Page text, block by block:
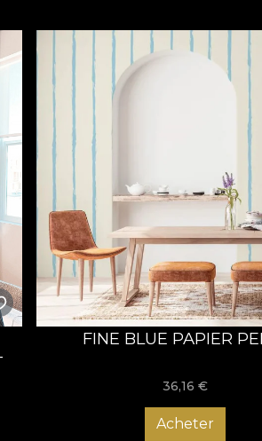
cu un design modern
pe tapetul
pereții în opere de artă.
pentru a crea un vibe cu
vei dori să îți petreci tot timpul. De
din această încăpere. Te vei
disponibil. În plus, poți comanda
că ai libertatea de a crea un decor pe
surprinde-ți invitații. Îți oferim
FINE BLUE PAPIER
36,16 €
Acheter